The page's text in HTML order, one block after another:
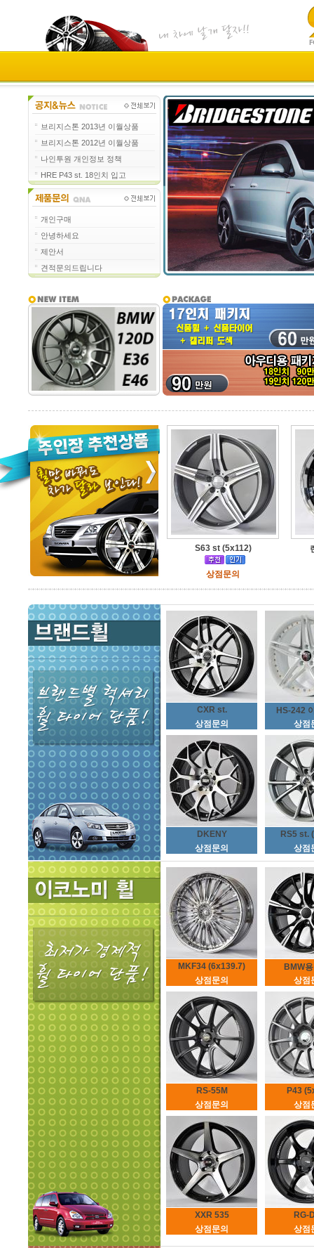
브리지스톤 2013년 이월상품
브리지스톤 2012년 이월상품
나인투원 개인정보 정책
HRE P43 st. 18인치 입고
개인구매
안녕하세요
제안서
견적문의드립니다
S63 st (5x112)
상점문의
CXR st.
상점문의
HS-242
상점
DKENY
상점문의
RS5 st.
상점
MKF34 (6x139.7)
상점문의
BMW
상점
RS-55M
상점문의
P43
상점
XXR 535
상점문의
RG-
상점